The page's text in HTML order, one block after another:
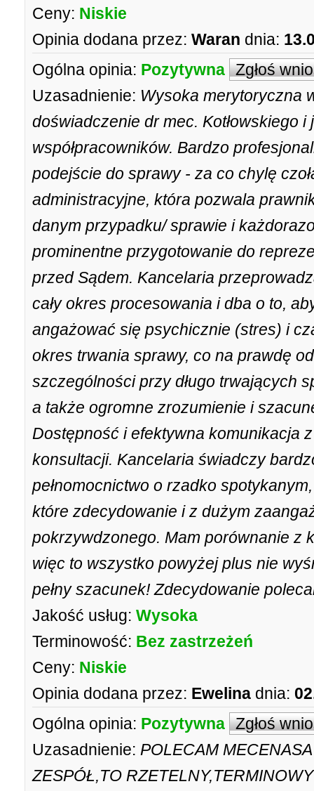
Ceny: Niskie
Opinia dodana przez: Waran dnia:
Ogólna opinia: Pozytywna Zgłoś
Uzasadnienie: Wysoka merytoryczna
doświadczenie dr mec. Kotłowskiego
współpracowników. Bardzo
podejście do sprawy - za co chylę
administracyjne, która pozwala
danym przypadku/ sprawie i
prominentne przygotowanie do
przed Sądem. Kancelaria
cały okres procesowania i dba o to,
angażować się psychicznie (stres) i
okres trwania sprawy, co na prawdę
szczególności przy długo trwających
a także ogromne zrozumienie i
Dostępność i efektywna komunikacja
konsultacji. Kancelaria świadczy
pełnomocnictwo o rzadko
które zdecydowanie i z dużym
pokrzywdzonego. Mam porównanie z
więc to wszystko powyżej plus nie
pełny szacunek! Zdecydowanie
Jakość usług: Wysoka
Terminowość: Bez zastrzeżeń
Ceny: Niskie
Opinia dodana przez: Ewelina dnia:
Ogólna opinia: Pozytywna Zgłoś
Uzasadnienie: POLECAM
ZESPÓŁ,TO